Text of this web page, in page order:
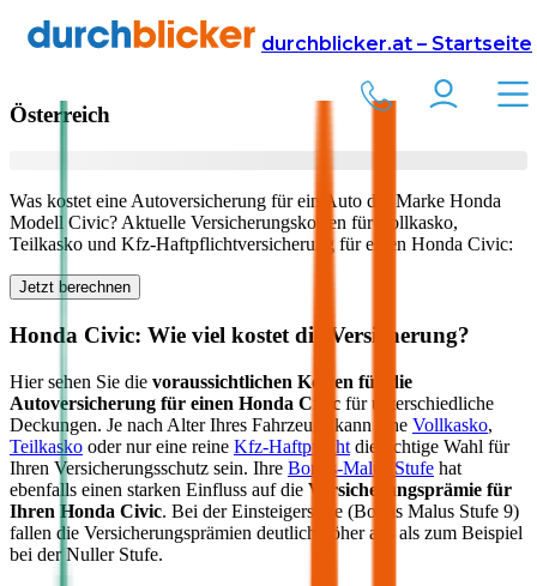
durchblicker.at – Startseite
Versicherung Autoversicherung Honda
Honda Civic
Österreich
Was kostet eine Autoversicherung für ein Auto der Marke Honda
Modell Civic? Aktuelle Versicherungskosten für Vollkasko,
Teilkasko und Kfz-Haftpflichtversicherung für einen Honda Civic:
Jetzt berechnen
Honda Civic: Wie viel kostet die Versicherung?
Hier sehen Sie die voraussichtlichen Kosten für die
Autoversicherung für einen Honda Civic für unterschiedliche
Deckungen. Je nach Alter Ihres Fahrzeugs kann eine Vollkasko,
Teilkasko oder nur eine reine Kfz-Haftpflicht die richtige Wahl für
Ihren Versicherungsschutz sein. Ihre Bonus-Malus Stufe hat
ebenfalls einen starken Einfluss auf die Versicherungsprämie für
Ihren Honda Civic. Bei der Einsteigerstufe (Bonus Malus Stufe 9)
fallen die Versicherungsprämien deutlich höher aus als zum Beispiel
bei der Nuller Stufe.